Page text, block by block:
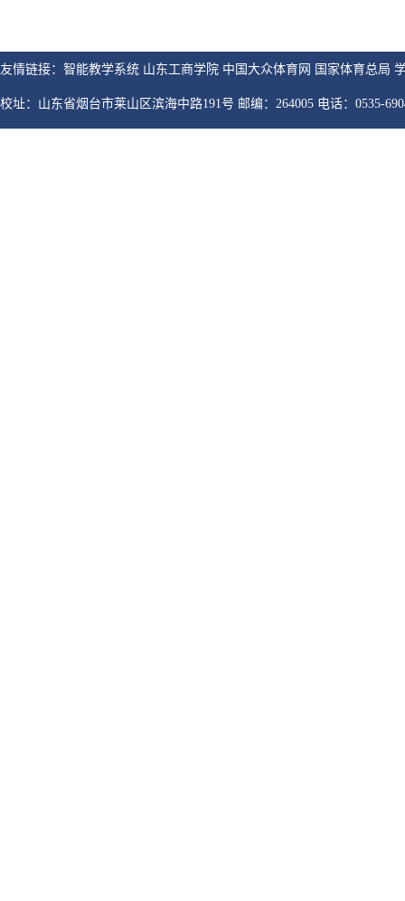
友情链接：智能教学系统 山东工商学院 中国大众体育网 国家体育总局
校址：山东省烟台市莱山区滨海中路191号 邮编：264005 电话：0535-